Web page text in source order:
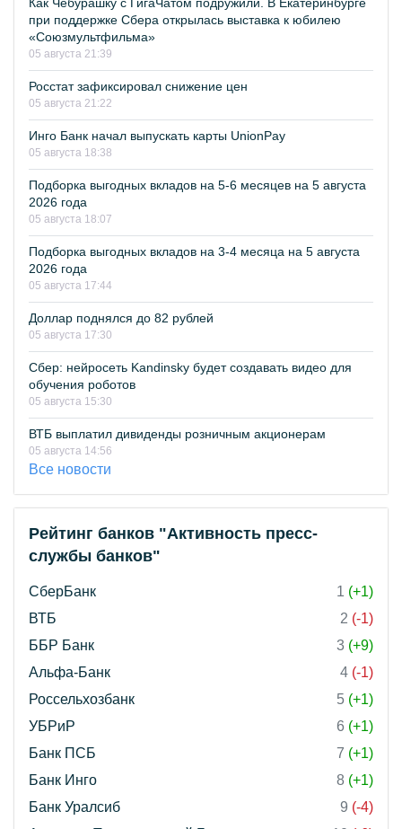
при поддержке Сбера открылась выставка к юбилею
«Союзмультфильма»
05 августа 21:39
Росстат зафиксировал снижение цен
05 августа 21:22
Инго Банк начал выпускать карты UnionPay
05 августа 18:38
Подборка выгодных вкладов на 5-6 месяцев на 5 августа
2026 года
05 августа 18:07
Подборка выгодных вкладов на 3-4 месяца на 5 августа
2026 года
05 августа 17:44
Доллар поднялся до 82 рублей
05 августа 17:30
Сбер: нейросеть Kandinsky будет создавать видео для
обучения роботов
05 августа 15:30
ВТБ выплатил дивиденды розничным акционерам
05 августа 14:56
Все новости
Рейтинг банков "Активность пресс-
службы банков"
СберБанк 1 (+1)
ВТБ
2 (-1)
ББР Банк
3 (+9)
Альфа-Банк
4 (-1)
Россельхозбанк
5 (+1)
УБРиР
6 (+1)
Банк ПСБ
7 (+1)
Банк Инго
8 (+1)
Банк Уралсиб
9 (-4)